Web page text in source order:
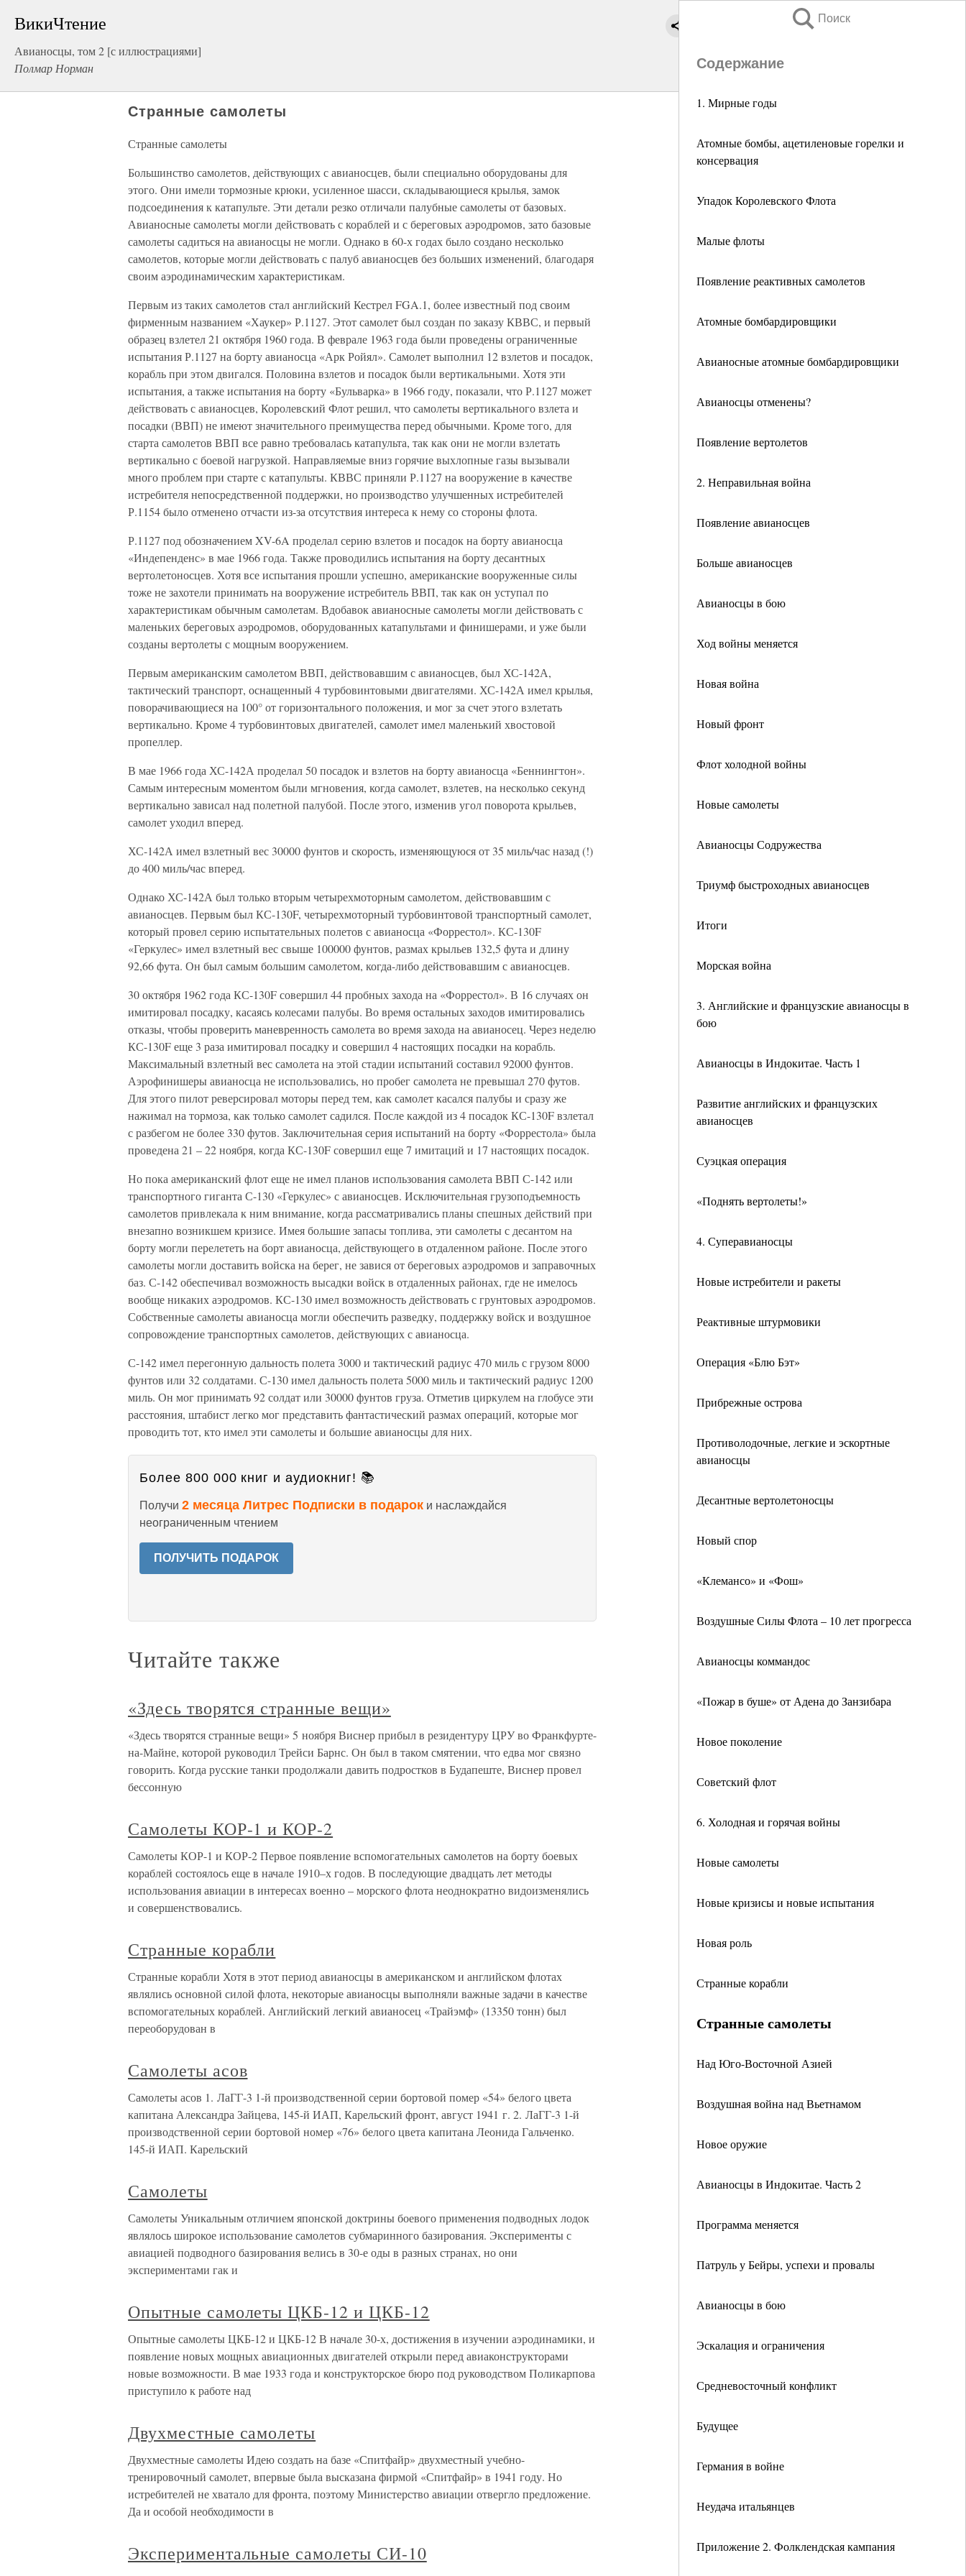
ВикиЧтение
Авианосцы, том 2 [с иллюстрациями]
Полмар Норман
Поиск
Содержание
1. Мирные годы
Атомные бомбы, ацетиленовые горелки и
консервация
Упадок Королевского Флота
Малые флоты
Появление реактивных самолетов
Атомные бомбардировщики
Авианосные атомные бомбардировщики
Авианосцы отменены?
Появление вертолетов
2. Неправильная война
Появление авианосцев
Больше авианосцев
Авианосцы в бою
Ход войны меняется
Новая война
Новый фронт
Флот холодной войны
Новые самолеты
Авианосцы Содружества
Триумф быстроходных авианосцев
Итоги
Морская война
3. Английские и французские авианосцы в
бою
Авианосцы в Индокитае. Часть 1
Развитие английских и французских
авианосцев
Суэцкая операция
«Поднять вертолеты!»
4. Суперавианосцы
Новые истребители и ракеты
Реактивные штурмовики
Операция «Блю Бэт»
Прибрежные острова
Противолодочные, легкие и эскортные
авианосцы
Десантные вертолетоносцы
Новый спор
«Клемансо» и «Фош»
Воздушные Силы Флота – 10 лет прогресса
Авианосцы коммандос
«Пожар в буше» от Адена до Занзибара
Новое поколение
Советский флот
6. Холодная и горячая войны
Новые самолеты
Новые кризисы и новые испытания
Новая роль
Странные корабли
Странные самолеты
Над Юго-Восточной Азией
Воздушная война над Вьетнамом
Новое оружие
Авианосцы в Индокитае. Часть 2
Программа меняется
Патруль у Бейры, успехи и провалы
Авианосцы в бою
Эскалация и ограничения
Средневосточный конфликт
Будущее
Германия в войне
Неудача итальянцев
Приложение 2. Фолклендская кампания
Странные самолеты
Странные самолеты
Большинство самолетов, действующих с авианосцев, были специально оборудованы для
этого. Они имели тормозные крюки, усиленное шасси, складывающиеся крылья, замок
подсоединения к катапульте. Эти детали резко отличали палубные самолеты от базовых.
Авианосные самолеты могли действовать с кораблей и с береговых аэродромов, зато базовые
самолеты садиться на авианосцы не могли. Однако в 60-х годах было создано несколько
самолетов, которые могли действовать с палуб авианосцев без больших изменений, благодаря
своим аэродинамическим характеристикам.
Первым из таких самолетов стал английский Кестрел FGA.1, более известный под своим
фирменным названием «Хаукер» Р.1127. Этот самолет был создан по заказу КВВС, и первый
образец взлетел 21 октября 1960 года. В феврале 1963 года были проведены ограниченные
испытания Р.1127 на борту авианосца «Арк Ройял». Самолет выполнил 12 взлетов и посадок,
корабль при этом двигался. Половина взлетов и посадок были вертикальными. Хотя эти
испытания, а также испытания на борту «Бульварка» в 1966 году, показали, что Р.1127 может
действовать с авианосцев, Королевский Флот решил, что самолеты вертикального взлета и
посадки (ВВП) не имеют значительного преимущества перед обычными. Кроме того, для
старта самолетов ВВП все равно требовалась катапульта, так как они не могли взлетать
вертикально с боевой нагрузкой. Направляемые вниз горячие выхлопные газы вызывали
много проблем при старте с катапульты. КВВС приняли Р.1127 на вооружение в качестве
истребителя непосредственной поддержки, но производство улучшенных истребителей
Р.1154 было отменено отчасти из-за отсутствия интереса к нему со стороны флота.
Р.1127 под обозначением XV-6A проделал серию взлетов и посадок на борту авианосца
«Индепенденс» в мае 1966 года. Также проводились испытания на борту десантных
вертолетоносцев. Хотя все испытания прошли успешно, американские вооруженные силы
тоже не захотели принимать на вооружение истребитель ВВП, так как он уступал по
характеристикам обычным самолетам. Вдобавок авианосные самолеты могли действовать с
маленьких береговых аэродромов, оборудованных катапультами и финишерами, и уже были
созданы вертолеты с мощным вооружением.
Первым американским самолетом ВВП, действовавшим с авианосцев, был ХС-142А,
тактический транспорт, оснащенный 4 турбовинтовыми двигателями. ХС-142А имел крылья,
поворачивающиеся на 100° от горизонтального положения, и мог за счет этого взлетать
вертикально. Кроме 4 турбовинтовых двигателей, самолет имел маленький хвостовой
пропеллер.
В мае 1966 года ХС-142А проделал 50 посадок и взлетов на борту авианосца «Беннингтон».
Самым интересным моментом были мгновения, когда самолет, взлетев, на несколько секунд
вертикально зависал над полетной палубой. После этого, изменив угол поворота крыльев,
самолет уходил вперед.
ХС-142А имел взлетный вес 30000 фунтов и скорость, изменяющуюся от 35 миль/час назад (!)
до 400 миль/час вперед.
Однако ХС-142А был только вторым четырехмоторным самолетом, действовавшим с
авианосцев. Первым был КС-130F, четырехмоторный турбовинтовой транспортный самолет,
который провел серию испытательных полетов с авианосца «Форрестол». КС-130F
«Геркулес» имел взлетный вес свыше 100000 фунтов, размах крыльев 132,5 фута и длину
92,66 фута. Он был самым большим самолетом, когда-либо действовавшим с авианосцев.
30 октября 1962 года КС-130F совершил 44 пробных захода на «Форрестол». В 16 случаях он
имитировал посадку, касаясь колесами палубы. Во время остальных заходов имитировались
отказы, чтобы проверить маневренность самолета во время захода на авианосец. Через неделю
КС-130F еще 3 раза имитировал посадку и совершил 4 настоящих посадки на корабль.
Максимальный взлетный вес самолета на этой стадии испытаний составил 92000 фунтов.
Аэрофинишеры авианосца не использовались, но пробег самолета не превышал 270 футов.
Для этого пилот реверсировал моторы перед тем, как самолет касался палубы и сразу же
нажимал на тормоза, как только самолет садился. После каждой из 4 посадок КС-130F взлетал
с разбегом не более 330 футов. Заключительная серия испытаний на борту «Форрестола» была
проведена 21 – 22 ноября, когда КС-130F совершил еще 7 имитаций и 17 настоящих посадок.
Но пока американский флот еще не имел планов использования самолета ВВП С-142 или
транспортного гиганта С-130 «Геркулес» с авианосцев. Исключительная грузоподъемность
самолетов привлекала к ним внимание, когда рассматривались планы спешных действий при
внезапно возникшем кризисе. Имея большие запасы топлива, эти самолеты с десантом на
борту могли перелететь на борт авианосца, действующего в отдаленном районе. После этого
самолеты могли доставить войска на берег, не завися от береговых аэродромов и заправочных
баз. С-142 обеспечивал возможность высадки войск в отдаленных районах, где не имелось
вообще никаких аэродромов. КС-130 имел возможность действовать с грунтовых аэродромов.
Собственные самолеты авианосца могли обеспечить разведку, поддержку войск и воздушное
сопровождение транспортных самолетов, действующих с авианосца.
С-142 имел перегонную дальность полета 3000 и тактический радиус 470 миль с грузом 8000
фунтов или 32 солдатами. С-130 имел дальность полета 5000 миль и тактический радиус 1200
миль. Он мог принимать 92 солдат или 30000 фунтов груза. Отметив циркулем на глобусе эти
расстояния, штабист легко мог представить фантастический размах операций, которые мог
проводить тот, кто имел эти самолеты и большие авианосцы для них.
Более 800 000 книг и аудиокниг! 📚
Получи 2 месяца Литрес Подписки в подарок и наслаждайся
неограниченным чтением
ПОЛУЧИТЬ ПОДАРОК
Читайте также
«Здесь творятся странные вещи»
«Здесь творятся странные вещи» 5 ноября Виснер прибыл в резидентуру ЦРУ во Франкфурте-
на-Майне, которой руководил Трейси Барнс. Он был в таком смятении, что едва мог связно
говорить. Когда русские танки продолжали давить подростков в Будапеште, Виснер провел
бессонную
Самолеты КОР-1 и КОР-2
Самолеты КОР-1 и КОР-2 Первое появление вспомогательных самолетов на борту боевых
кораблей состоялось еще в начале 1910–х годов. В последующие двадцать лет методы
использования авиации в интересах военно – морского флота неоднократно видоизменялись
и совершенствовались.
Странные корабли
Странные корабли Хотя в этот период авианосцы в американском и английском флотах
являлись основной силой флота, некоторые авианосцы выполняли важные задачи в качестве
вспомогательных кораблей. Английский легкий авианосец «Трайэмф» (13350 тонн) был
переоборудован в
Самолеты асов
Самолеты асов 1. ЛаГГ-3 1-й производственной серии бортовой помер «54» белого цвета
капитана Александра Зайцева, 145-й ИАП, Карельский фронт, август 1941 г. 2. ЛаГГ-3 1-й
производственной серии бортовой номер «76» белого цвета капитана Леонида Гальченко.
145-й ИАП. Карельский
Самолеты
Самолеты Уникальным отличием японской доктрины боевого применения подводных лодок
являлось широкое использование самолетов субмаринного базирования. Эксперименты с
авиацией подводного базирования велись в 30-е оды в разных странах, но они
экспериментами гак и
Опытные самолеты ЦКБ-12 и ЦКБ-12
Опытные самолеты ЦКБ-12 и ЦКБ-12 В начале 30-х, достижения в изучении аэродинамики, и
появление новых мощных авиационных двигателей открыли перед авиаконструкторами
новые возможности. В мае 1933 года и конструкторское бюро под руководством Поликарпова
приступило к работе над
Двухместные самолеты
Двухместные самолеты Идею создать на базе «Спитфайр» двухместный учебно-
тренировочный самолет, впервые была высказана фирмой «Спитфайр» в 1941 году. Но
истребителей не хватало для фронта, поэтому Министерство авиации отвергло предложение.
Да и особой необходимости в
Экспериментальные самолеты СИ-10